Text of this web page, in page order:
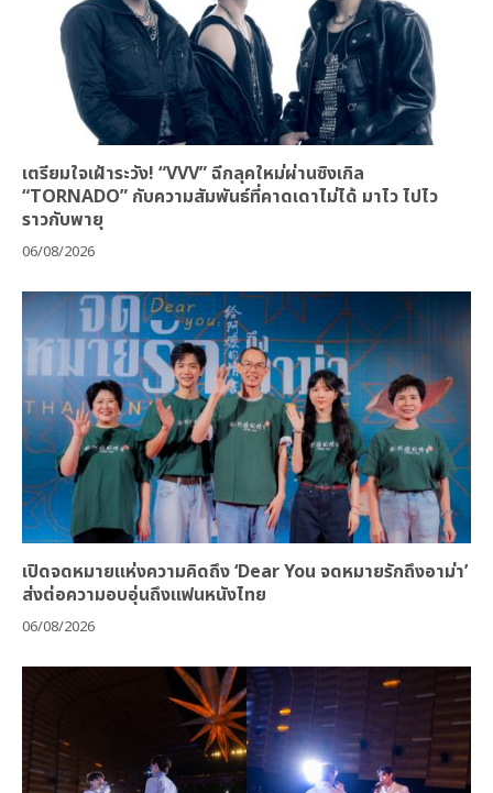
เตรียมใจเฝ้าระวัง! “VVV” ฉีกลุคใหม่ผ่านซิงเกิล
“TORNADO” กับความสัมพันธ์ที่คาดเดาไม่ได้ มาไว ไปไว
ราวกับพายุ
06/08/2026
เปิดจดหมายแห่งความคิดถึง ‘Dear You จดหมายรักถึงอาม่า’
ส่งต่อความอบอุ่นถึงแฟนหนังไทย
06/08/2026